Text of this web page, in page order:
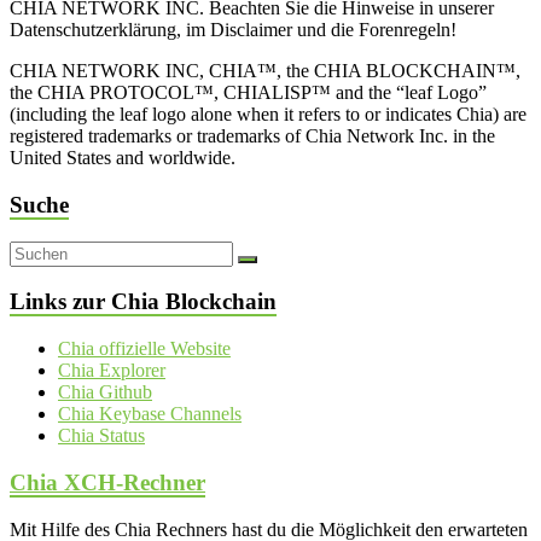
CHIA NETWORK INC. Beachten Sie die Hinweise in unserer
Datenschutzerklärung, im Disclaimer und die Forenregeln!
CHIA NETWORK INC, CHIA™, the CHIA BLOCKCHAIN™,
the CHIA PROTOCOL™, CHIALISP™ and the “leaf Logo”
(including the leaf logo alone when it refers to or indicates Chia) are
registered trademarks or trademarks of Chia Network Inc. in the
United States and worldwide.
Suche
Links zur Chia Blockchain
Chia offizielle Website
Chia Explorer
Chia Github
Chia Keybase Channels
Chia Status
Chia XCH-Rechner
Mit Hilfe des Chia Rechners hast du die Möglichkeit den erwarteten